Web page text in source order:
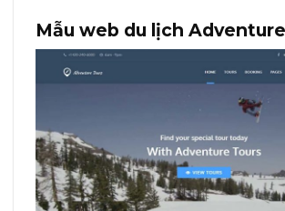
Mẫu web du lịch